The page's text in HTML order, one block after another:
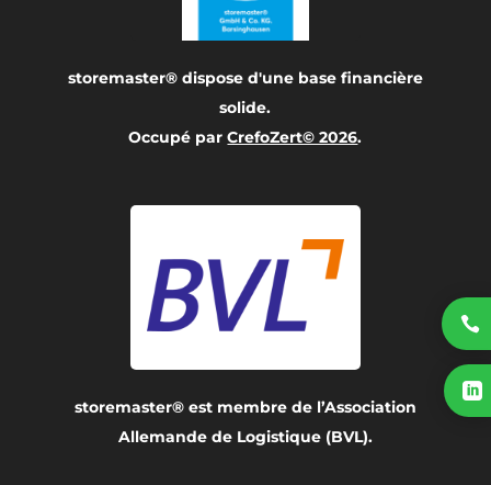
storemaster® dispose d'une base financière
solide.
Occupé parCrefoZert© 2026.
storemaster® est membre de l’Association
Allemande de Logistique (BVL).

